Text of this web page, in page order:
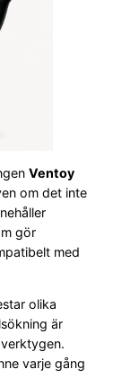
Ventoy
om det inte
gör
med
olika
är
varje gång